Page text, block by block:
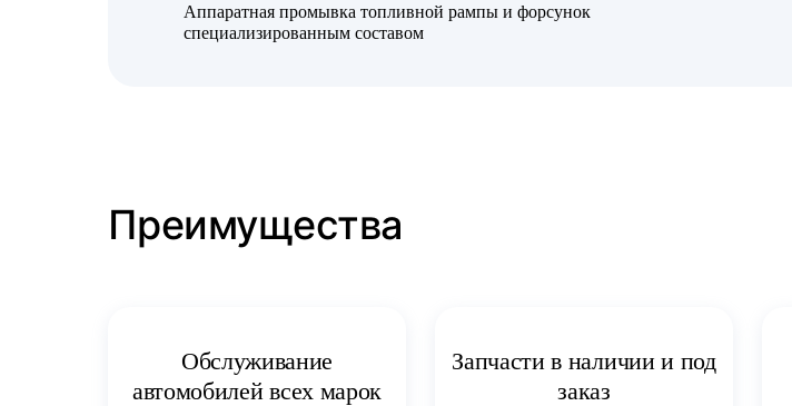
Аппаратная промывка топливной рампы и форсунок
специализированным составом
Преимущества
Обслуживание
автомобилей всех марок
Запчасти в наличии и под
заказ